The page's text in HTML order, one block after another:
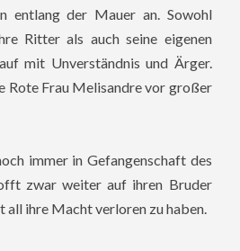
entlang der Mauer an. Sowohl
Ritter als auch seine eigenen
mit Unverständnis und Ärger.
Rote Frau Melisandre vor großer
immer in Gefangenschaft des
zwar weiter auf ihren Bruder
all ihre Macht verloren zu haben.